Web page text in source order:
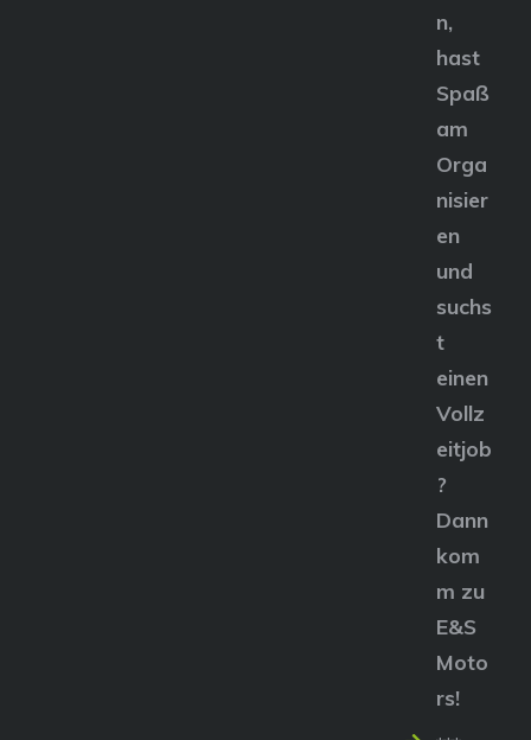
n,
hast
Spaß
am
Orga
nisier
en
und
suchs
t
einen
Vollz
eitjob
?
Dann
kom
m zu
E&S
Moto
rs!